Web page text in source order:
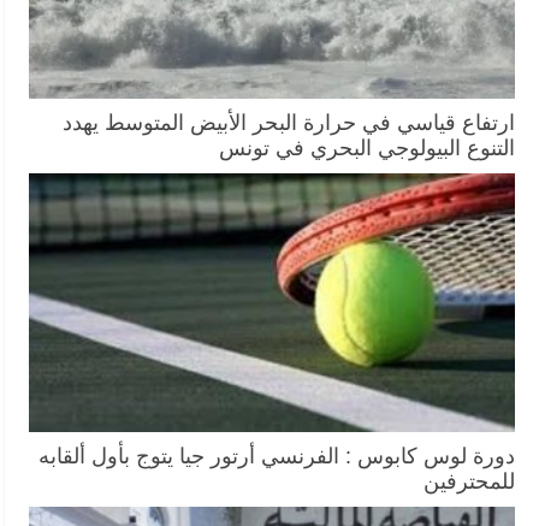
ارتفاع قياسي في حرارة البحر الأبيض المتوسط يهدد
التنوع البيولوجي البحري في تونس
دورة لوس كابوس : الفرنسي أرتور جيا يتوج بأول ألقابه
للمحترفين